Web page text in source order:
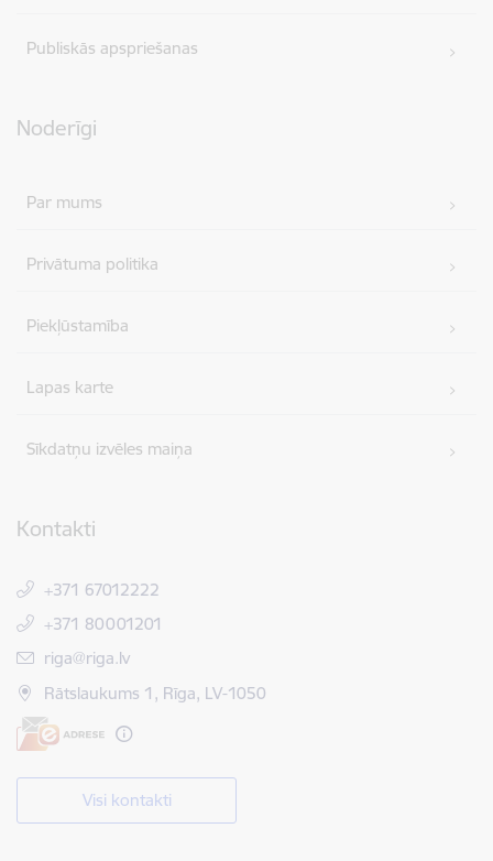
Publiskās apspriešanas
Noderīgi
Par mums
Privātuma politika
Piekļūstamība
Lapas karte
Sīkdatņu izvēles maiņa
Kontakti
+371 67012222
+371 80001201
E-pasts:
riga@riga.lv
Rātslaukums 1, Rīga, LV-1050
Visi kontakti